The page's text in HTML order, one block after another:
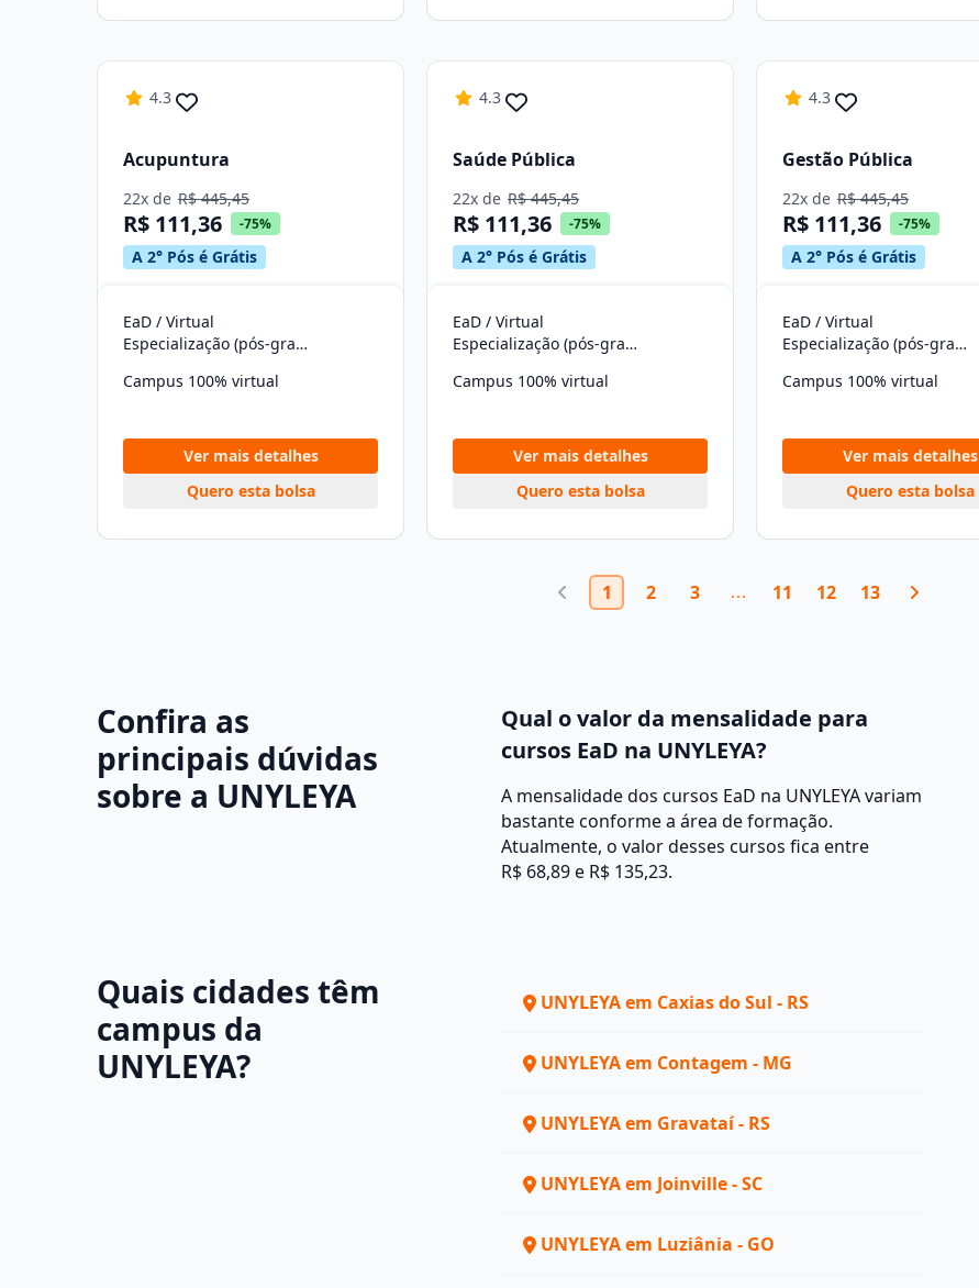
4.3
Acupuntura
22x de R$ 445,45
R$ 111,36 -75%
A 2° Pós é Grátis
EaD / Virtual
Especialização (pós-graduação)
Campus 100% virtual
Ver mais detalhes
Quero esta bolsa
4.3
Saúde Pública
22x de R$ 445,45
R$ 111,36 -75%
A 2° Pós é Grátis
EaD / Virtual
Especialização (pós-graduação)
Campus 100% virtual
Ver mais detalhes
Quero esta bolsa
4.3
Gestão Pública
22x de R$ 445,45
R$ 111,36 -75%
A 2° Pós é Grátis
EaD / Virtual
Especialização (pós-graduação)
Campus 100% virtual
Ver mais detalhes
Quero esta bolsa
1 2 3 11 12 13
Confira as
principais dúvidas
sobre a UNYLEYA
Qual o valor da mensalidade para
cursos EaD na UNYLEYA?
A mensalidade dos cursos EaD na UNYLEYA variam
bastante conforme a área de formação.
Atualmente, o valor desses cursos fica entre
R$ 68,89 e R$ 135,23.
Quais cidades têm
campus da
UNYLEYA?
UNYLEYA em Caxias do Sul - RS
UNYLEYA em Contagem - MG
UNYLEYA em Gravataí - RS
UNYLEYA em Joinville - SC
UNYLEYA em Luziânia - GO